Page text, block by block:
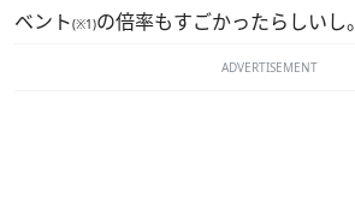
ベント(※1)の倍率もすごかったらしいし。
ADVERTISEMENT